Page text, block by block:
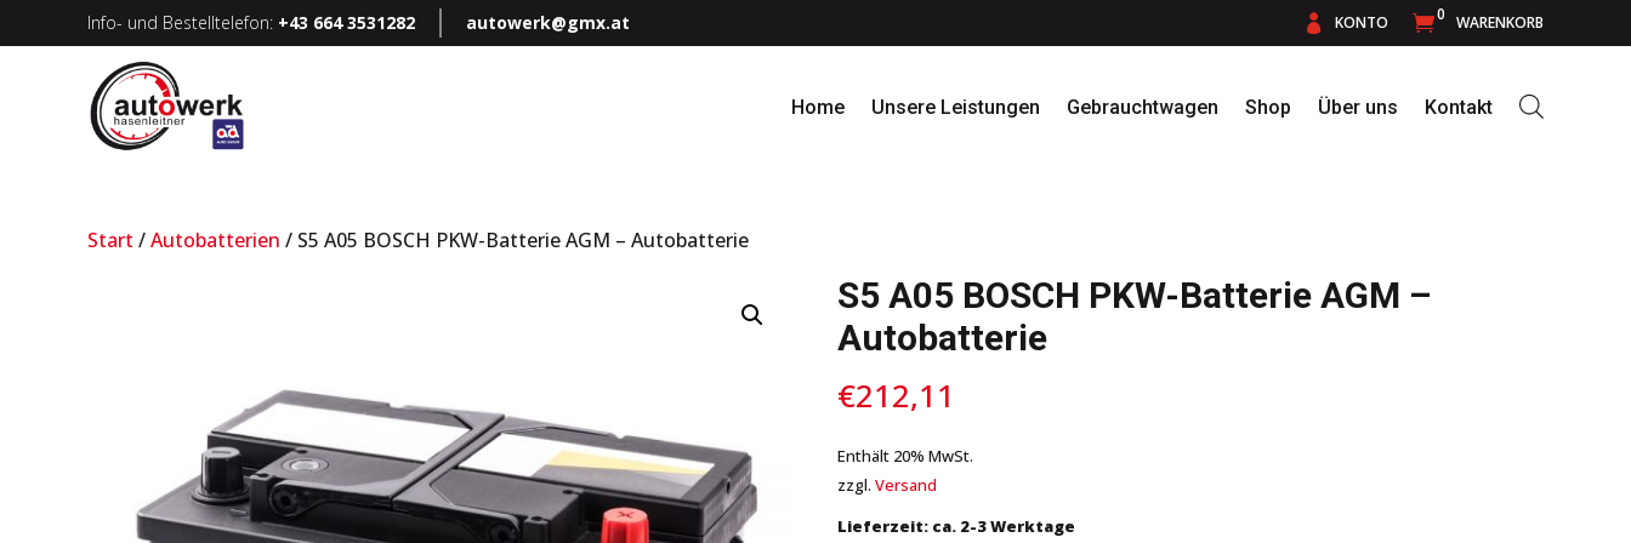
Info- und Bestelltelefon: +43 664 3531282 autowerk@gmx.at  KONTO 0 WARENKORB
Home Unsere Leistungen Gebrauchtwagen Shop Über uns Kontakt
Start /Autobatterien / S5 A05 BOSCH PKW-Batterie AGM – Autobatterie
S5 A05 BOSCH PKW-Batterie AGM –
Autobatterie
€212,11
Enthält 20% MwSt.
zzgl. Versand
Lieferzeit: ca. 2-3 Werktage